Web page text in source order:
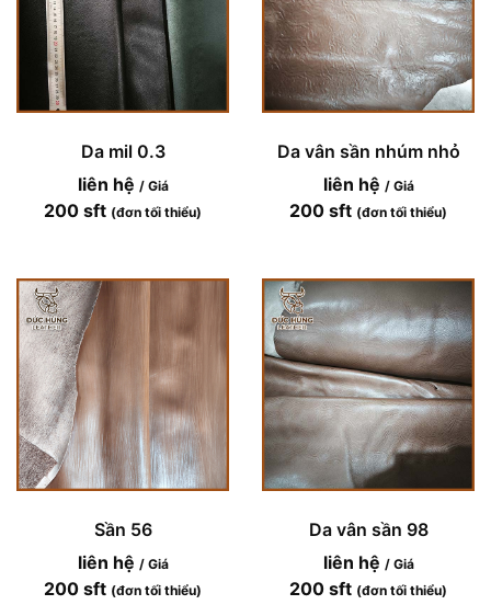
Da mil 0.3
liên hệ / Giá
200 sft (đơn tối thiểu)
Da vân sần nhúm nhỏ
liên hệ / Giá
200 sft (đơn tối thiểu)
Sần 56
liên hệ / Giá
200 sft (đơn tối thiểu)
Da vân sần 98
liên hệ / Giá
200 sft (đơn tối thiểu)